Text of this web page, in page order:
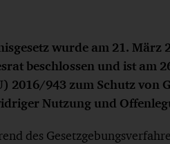
wurde am 21.
beschlossen und ist am
2016/943 zum Schutz von
Nutzung und
des